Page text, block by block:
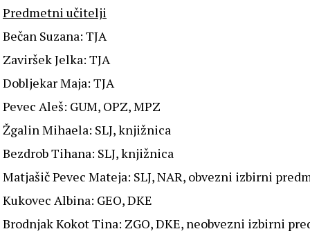
Predmetni učitelji
Bečan Suzana: TJA
Zaviršek Jelka: TJA
Dobljekar Maja: TJA
Pevec Aleš: GUM, OPZ, MPZ
Žgalin Mihaela: SLJ, knjižnica
Bezdrob Tihana: SLJ, knjižnica
Matjašič Pevec Mateja: SLJ, NAR, obvezni izbirni
Kukovec Albina: GEO, DKE
Brodnjak Kokot Tina: ZGO, DKE, neobvezni izbirni